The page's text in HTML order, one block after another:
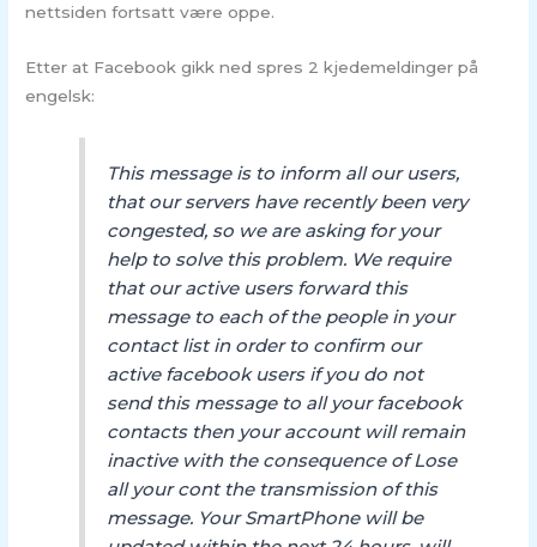
nettsiden fortsatt være oppe.
Etter at Facebook gikk ned spres 2 kjedemeldinger på
engelsk:
This message is to inform all our users,
that our servers have recently been very
congested, so we are asking for your
help to solve this problem. We require
that our active users forward this
message to each of the people in your
contact list in order to confirm our
active facebook users if you do not
send this message to all your facebook
contacts then your account will remain
inactive with the consequence of Lose
all your cont the transmission of this
message. Your SmartPhone will be